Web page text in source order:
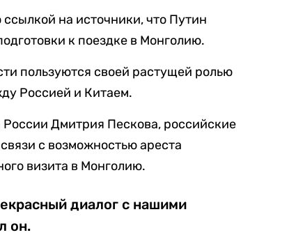
ссылкой на источники, что Путин
к поездке в Монголию.
пользуются своей растущей ролью
Россией и Китаем.
Дмитрия Пескова, российские
с возможностью ареста
визита в Монголию.
диалог с нашими
он.